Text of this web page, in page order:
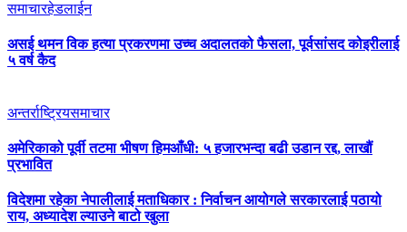
समाचारहेडलाईन
असई थमन विक हत्या प्रकरणमा उच्च अदालतको फैसला, पूर्वसांसद कोइरीलाई
५ वर्ष कैद
अन्तर्राष्ट्रियसमाचार
अमेरिकाको पूर्वी तटमा भीषण हिमआँधी: ५ हजारभन्दा बढी उडान रद्द, लाखौं
प्रभावित
विदेशमा रहेका नेपालीलाई मताधिकार : निर्वाचन आयोगले सरकारलाई पठायो
राय, अध्यादेश ल्याउने बाटो खुला